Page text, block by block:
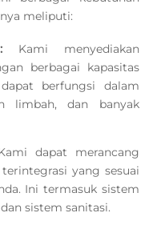
meliputi:
Kami menyediakan
berbagai kapasitas
berfungsi dalam
limbah, dan banyak
dapat merancang
yang sesuai
Ini termasuk sistem
sistem sanitasi.